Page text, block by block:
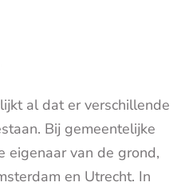
al dat er verschillende
Bij gemeentelijke
eigenaar van de grond,
en Utrecht. In